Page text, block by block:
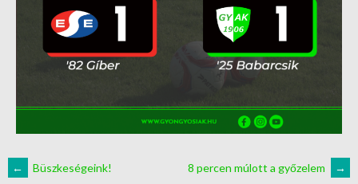
← Büszkeségeink! 8 percen múlott a győzelem →